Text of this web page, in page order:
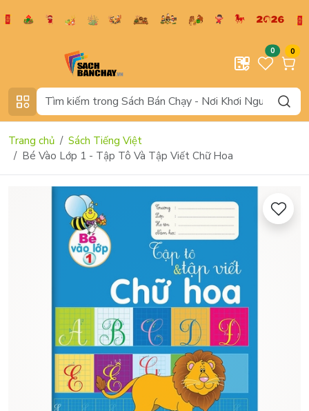
0 0
Trang chủ
Sách Tiếng Việt
Bé Vào Lớp 1 - Tập Tô Và Tập Viết Chữ Hoa